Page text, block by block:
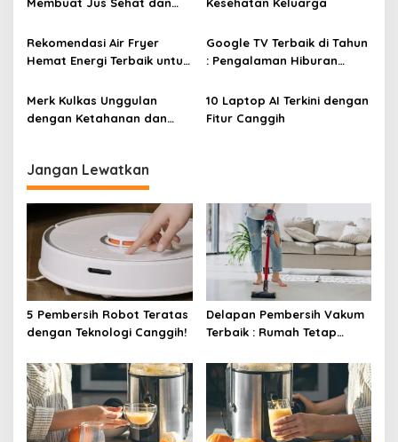
o
s
Rekomendasi Air Fryer
Hemat Energi Terbaik untuk
Google TV Terbaik di Tahun
: Pengalaman Hiburan
Luas!
Merk Kulkas Unggulan
dengan Ketahanan dan
10 Laptop AI Terkini dengan
Fitur Canggih
Jangan Lewatkan
5 Pembersih Robot Teratas
dengan Teknologi Canggih!
Delapan Pembersih Vakum
Terbaik : Rumah Tetap